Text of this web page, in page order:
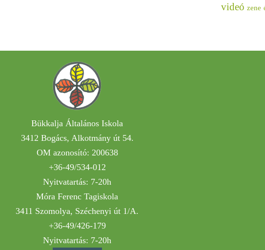
videó zene
Bükkalja Általános Iskola
3412 Bogács, Alkotmány út 54.
OM azonosító: 200638
+36-49/534-012
Nyitvatartás: 7-20h
Móra Ferenc Tagiskola
3411 Szomolya, Széchenyi út 1/A.
+36-49/426-179
Nyitvatartás: 7-20h